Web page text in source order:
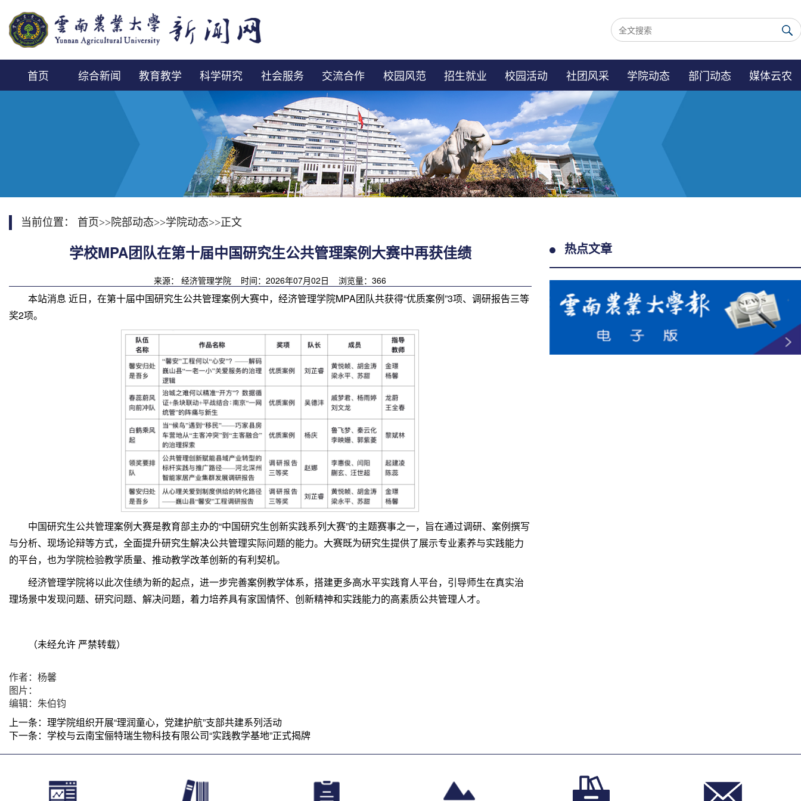
首页 综合新闻 教育教学 科学研究 社会服务 交流合作 校园风范 招生就业 校园活动 社团风采 学院动态 部门动态 媒体云农
当前位置： 首页>>院部动态>>学院动态>>正文
学校MPA团队在第十届中国研究生公共管理案例大赛中再获佳绩
来源： 经济管理学院 时间：2026年07月02日 浏览量：366
本站消息 近日，在第十届中国研究生公共管理案例大赛中，经济管理学院MPA团队共获得“优质案例”3项、调研报告三等
奖2项。
中国研究生公共管理案例大赛是教育部主办的“中国研究生创新实践系列大赛”的主题赛事之一，旨在通过调研、案例撰写
与分析、现场论辩等方式，全面提升研究生解决公共管理实际问题的能力。大赛既为研究生提供了展示专业素养与实践能力
的平台，也为学院检验教学质量、推动教学改革创新的有利契机。
经济管理学院将以此次佳绩为新的起点，进一步完善案例教学体系，搭建更多高水平实践育人平台，引导师生在真实治
理场景中发现问题、研究问题、解决问题，着力培养具有家国情怀、创新精神和实践能力的高素质公共管理人才。
（未经允许 严禁转载）
作者：杨馨
图片：
编辑：朱伯钧
上一条： 理学院组织开展“理润童心，党建护航”支部共建系列活动
下一条： 学校与云南宝俪特瑞生物科技有限公司“实践教学基地”正式揭牌
热点文章